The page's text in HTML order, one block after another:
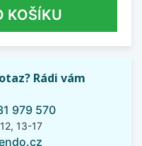
KOŠÍKU
Rádi vám
979 570
13-17